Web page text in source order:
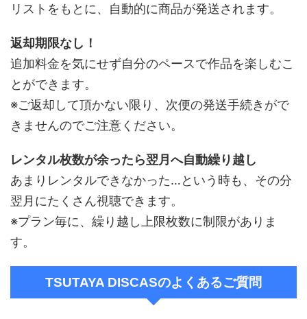
リストをもとに、自動的に商品が発送されます。
返却期限なし！
追加料金を気にせず自分のペースで作品を楽しむこ
とができます。
※ご返却して頂かない限り、次便の発送手続きがで
きませんのでご注意ください。
レンタル枚数が余ったら翌月へ自動繰り越し
あまりレンタルできなかった…という時も、その分
翌月にたくさん視聴できます。
※プラン毎に、繰り越し上限枚数に制限がありま
す。
TSUTAYA DISCASのよくあるご質問